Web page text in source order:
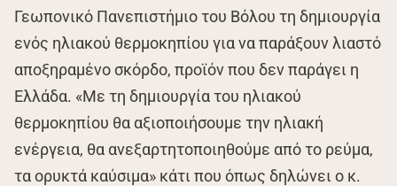
Γεωπονικό Πανεπιστήμιο του Βόλου τη δημιουργία
ενός ηλιακού θερμοκηπίου για να παράξουν λιαστό
αποξηραμένο σκόρδο, προϊόν που δεν παράγει η
Ελλάδα. «Με τη δημιουργία του ηλιακού
θερμοκηπίου θα αξιοποιήσουμε την ηλιακή
ενέργεια, θα ανεξαρτητοποιηθούμε από το ρεύμα,
τα ορυκτά καύσιμα» κάτι που όπως δηλώνει ο κ.